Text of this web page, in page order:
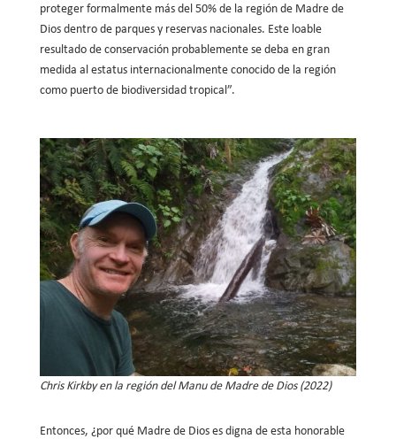
proteger formalmente más del 50% de la región de Madre de
Dios dentro de parques y reservas nacionales. Este loable
resultado de conservación probablemente se deba en gran
medida al estatus internacionalmente conocido de la región
como puerto de biodiversidad tropical”.
Chris Kirkby en la región del Manu de Madre de Dios (2022)
Entonces, ¿por qué Madre de Dios es digna de esta honorable